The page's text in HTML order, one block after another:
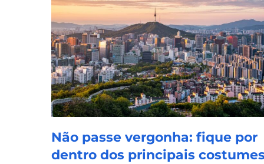
Não passe vergonha: fique por
dentro dos principais